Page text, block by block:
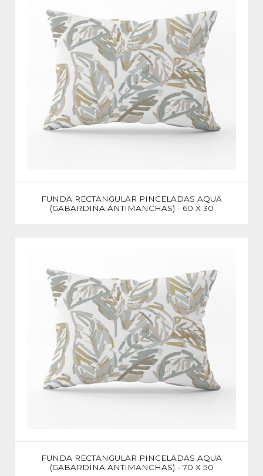
FUNDA RECTANGULAR PINCELADAS AQUA
(GABARDINA ANTIMANCHAS) - 60 X 30
FUNDA RECTANGULAR PINCELADAS AQUA
(GABARDINA ANTIMANCHAS) - 70 X 50